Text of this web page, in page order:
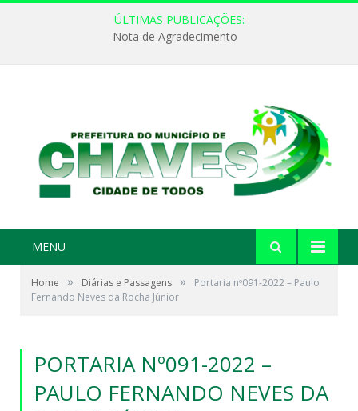
ÚLTIMAS PUBLICAÇÕES:
Nota de Agradecimento
MENU
Home » Diárias e Passagens »
Portaria nº091-2022 – Paulo
Fernando Neves da Rocha Júnior
PORTARIA Nº091-2022 –
PAULO FERNANDO NEVES DA